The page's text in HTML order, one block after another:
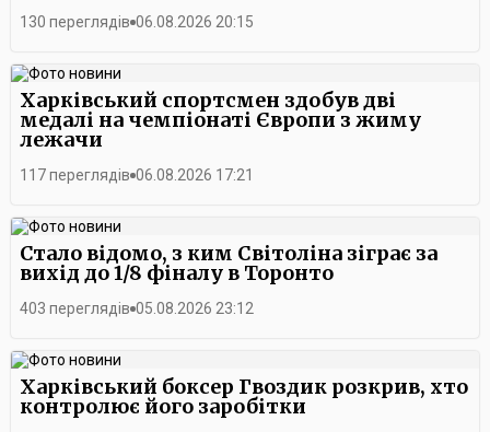
130 переглядів 06.08.2026 20:15
Харківський спортсмен здобув дві
медалі на чемпіонаті Європи з жиму
лежачи
117 переглядів 06.08.2026 17:21
Стало відомо, з ким Світоліна зіграє за
вихід до 1/8 фіналу в Торонто
403 переглядів 05.08.2026 23:12
Харківський боксер Гвоздик розкрив, хто
контролює його заробітки